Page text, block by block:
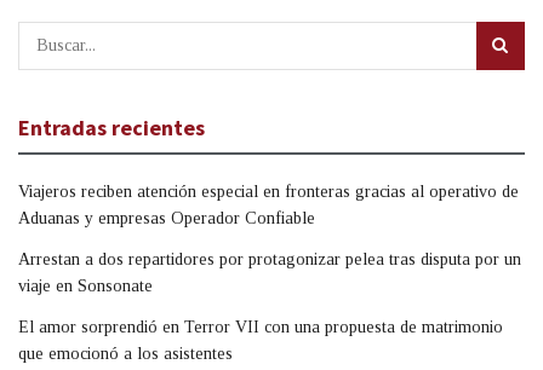
Entradas recientes
Viajeros reciben atención especial en fronteras gracias al operativo de
Aduanas y empresas Operador Confiable
Arrestan a dos repartidores por protagonizar pelea tras disputa por un
viaje en Sonsonate
El amor sorprendió en Terror VII con una propuesta de matrimonio
que emocionó a los asistentes